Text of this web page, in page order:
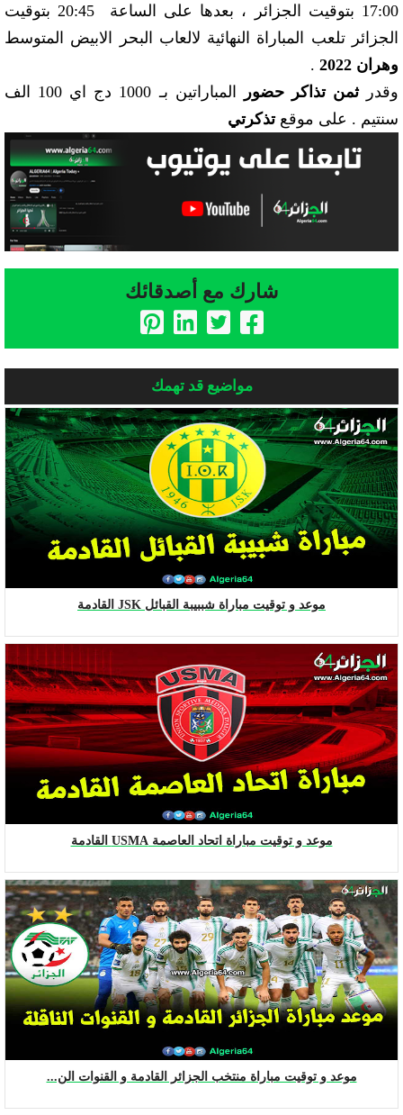
17:00 بتوقيت الجزائر ، بعدها على الساعة 20:45 بتوقيت
الجزائر تلعب المباراة النهائية لالعاب البحر الابيض المتوسط
وهران 2022
.
وقدرثمن تذاكر حضور
المباراتين بـ 1000 دج اي 100 الف
سنتيم . على موقعتذكرتي
شارك مع أصدقائك
مواضيع قد تهمك
موعد و توقيت مباراة شببيبة القبائل JSK القادمة
موعد و توقيت مباراة اتحاد العاصمة USMA القادمة
موعد و توقيت مباراة منتخب الجزائر القادمة و القنوات الن...